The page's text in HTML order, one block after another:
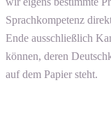
Sprachkompetenz
Ende ausschließlich
können, deren
auf dem Papier steht.